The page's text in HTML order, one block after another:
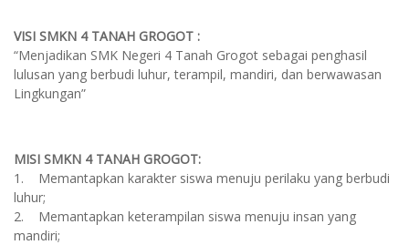
VISI SMKN 4 TANAH GROGOT :
“Menjadikan SMK Negeri 4 Tanah Grogot sebagai penghasil
lulusan yang berbudi luhur, terampil, mandiri, dan berwawasan
Lingkungan”
MISI SMKN 4 TANAH GROGOT:
1. Memantapkan karakter siswa menuju perilaku yang berbudi
luhur;
2. Memantapkan keterampilan siswa menuju insan yang
mandiri;